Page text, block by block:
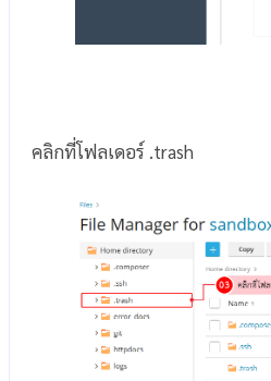
คลิกที่โฟลเดอร์ .trash